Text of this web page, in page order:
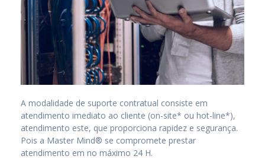
A modalidade de suporte contratual consiste em
atendimento imediato ao cliente (on-site* ou hot-line*),
atendimento este, que proporciona rapidez e segurança.
Pois a Master Mind® se compromete prestar
atendimento em no máximo 24 H.